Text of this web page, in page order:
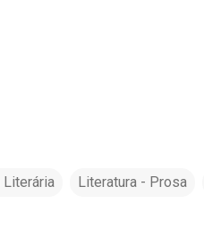
Literária Literatura - Prosa